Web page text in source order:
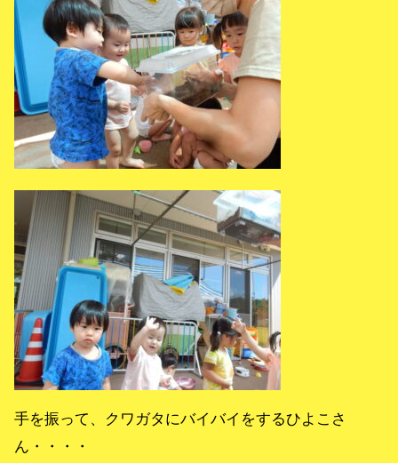
手を振って、クワガタにバイバイをするひよこさ
ん・・・・